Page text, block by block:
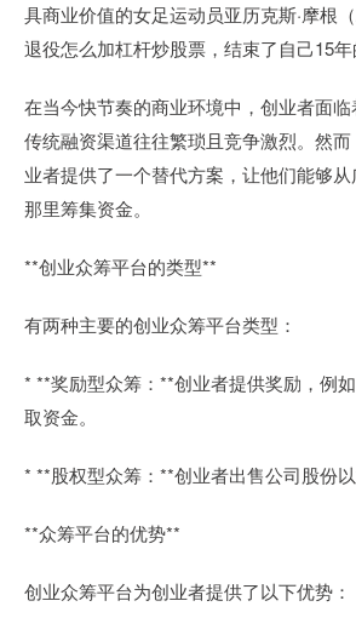
具商业价值的女足运动员亚历克斯·摩根
退役怎么加杠杆炒股票，结束了自己15年
在当今快节奏的商业环境中，创业者面临
传统融资渠道往往繁琐且竞争激烈。然
业者提供了一个替代方案，让他们能够
那里筹集资金。
**创业众筹平台的类型**
有两种主要的创业众筹平台类型：
* **奖励型众筹：**创业者提供奖励，例
取资金。
* **股权型众筹：**创业者出售公司股份以
**众筹平台的优势**
创业众筹平台为创业者提供了以下优势：